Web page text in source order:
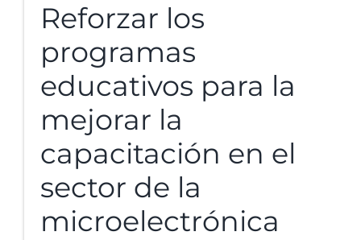
Reforzar los
programas
educativos para la
mejorar la
capacitación en el
sector de la
microelectrónica